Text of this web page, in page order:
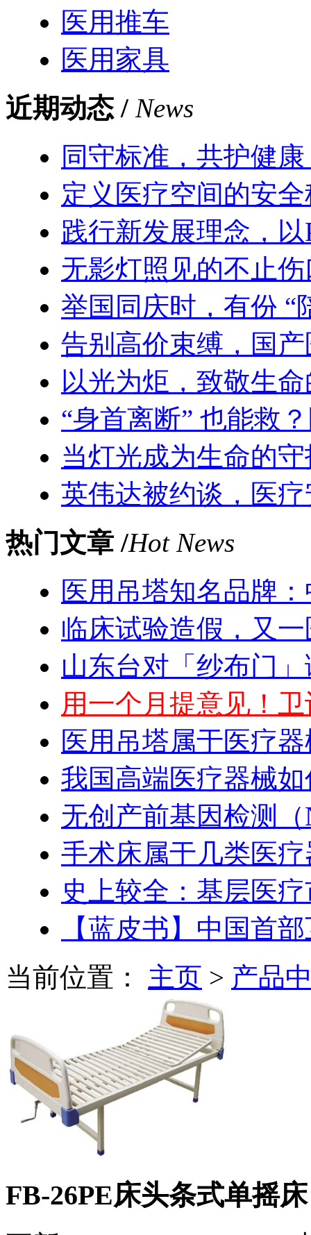
医用推车
医用家具
近期动态 / News
同守标准，共护健
定义医疗空间的安
践行新发展理念，以
无影灯照见的不止
举国同庆时，有份 “
告别高价束缚，国
以光为炬，致敬生
“身首离断” 也能救
当灯光成为生命的
英伟达被约谈，医
热门文章 /Hot News
医用吊塔知名品牌
临床试验造假，又
山东台对「纱布门
用一个月提意见！
医用吊塔属于医疗
我国高端医疗器械
无创产前基因检测
手术床属于几类医
史上较全：基层医
【蓝皮书】中国首
当前位置： 主页 > 产品
FB-26PE床头条式单摇床